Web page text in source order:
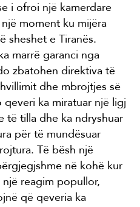
i ofroi një kamerdare
moment ku mijëra
sheshet e Tiranës.
marrë garanci nga
zbatohen direktiva të
dhe mbrojtjes së
ka miratuar një ligj
të tilla dhe ka ndryshuar
për të mundësuar
Të bësh një
në kohë kur
reagim popullor,
që qeveria ka